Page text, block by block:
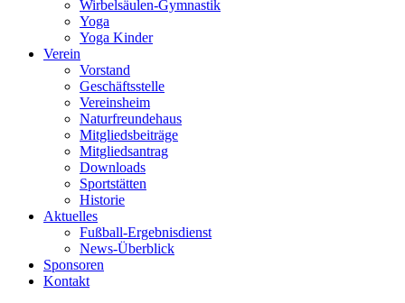
Wirbelsäulen-Gymnastik
Yoga
Yoga Kinder
Verein
Vorstand
Geschäftsstelle
Vereinsheim
Naturfreundehaus
Mitgliedsbeiträge
Mitgliedsantrag
Downloads
Sportstätten
Historie
Aktuelles
Fußball-Ergebnisdienst
News-Überblick
Sponsoren
Kontakt